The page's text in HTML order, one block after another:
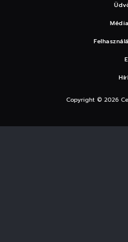
Copyright © 2026